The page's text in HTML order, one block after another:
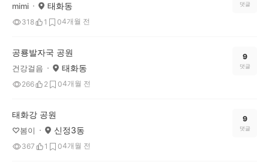
mimi 태화동
318 1 04개월 전
댓글
공룡발자국 공원
건강걸음 태화동
266 2 04개월 전
9
댓글
태화강 공원
♡봄이 신정3동
367 1 04개월 전
9
댓글